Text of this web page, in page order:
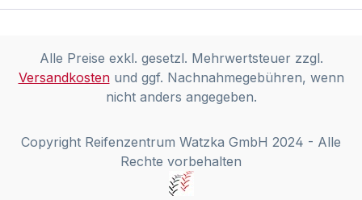
Alle Preise exkl. gesetzl. Mehrwertsteuer zzgl.
Versandkostenund ggf. Nachnahmegebühren, wenn
nicht anders angegeben.
Copyright Reifenzentrum Watzka GmbH 2024 - Alle
Rechte vorbehalten